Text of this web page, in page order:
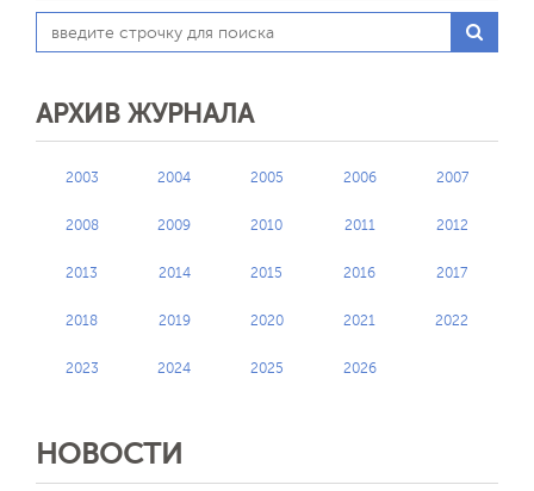
АРХИВ ЖУРНАЛА
2003 2004 2005 2006 2007
2008 2009 2010 2011 2012
2013 2014 2015 2016 2017
2018 2019 2020 2021 2022
2023 2024 2025 2026
НОВОСТИ